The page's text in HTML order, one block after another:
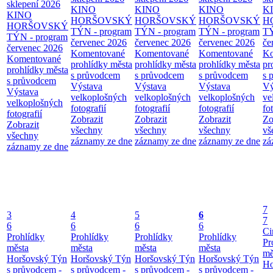
sklepení 2026
KINO
HORŠOVSKÝ
TÝN - program
červenec 2026
Komentované
prohlídky města
s průvodcem
Výstava
velkoplošných
fotografií
Zobrazit
všechny
záznamy ze dne
KINO
HORŠOVSKÝ
TÝN - program
červenec 2026
Komentované
prohlídky města
s průvodcem
Výstava
velkoplošných
fotografií
Zobrazit
všechny
záznamy ze dne
KINO
HORŠOVSKÝ
TÝN - program
červenec 2026
Komentované
prohlídky města
s průvodcem
Výstava
velkoplošných
fotografií
Zobrazit
všechny
záznamy ze dne
KINO
HORŠOVSKÝ
TÝN - program
červenec 2026
Komentované
prohlídky města
s průvodcem
Výstava
velkoplošných
fotografií
Zobrazit
všechny
záznamy ze dne
s
3
6
Prohlídky
města
Horšovský Týn
s průvodcem -
4
6
Prohlídky
města
Horšovský Týn
s průvodcem -
5
6
Prohlídky
města
Horšovský Týn
s průvodcem -
6
6
Prohlídky
města
Horšovský Týn
s průvodcem -
7
7